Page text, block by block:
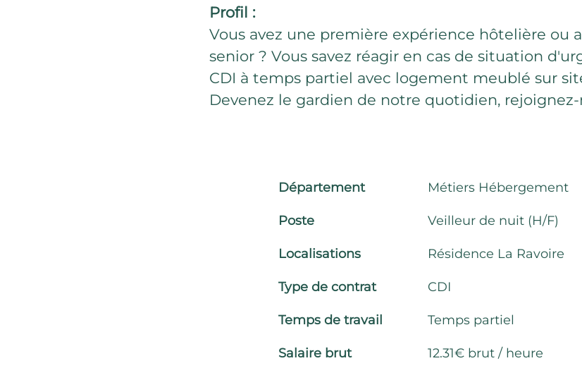
Profil :
Vous avez une première expérience hôtelière ou
senior ? Vous savez réagir en cas de situation
CDI à temps partiel avec logement meublé sur
Devenez le gardien de notre quotidien, rejoignez-
Département Métiers Hébergement
Poste Veilleur de nuit (H/F)
Localisations Résidence La Ravoire
Type de contrat CDI
Temps de travail Temps partiel
Salaire brut 12.31€ brut / heure